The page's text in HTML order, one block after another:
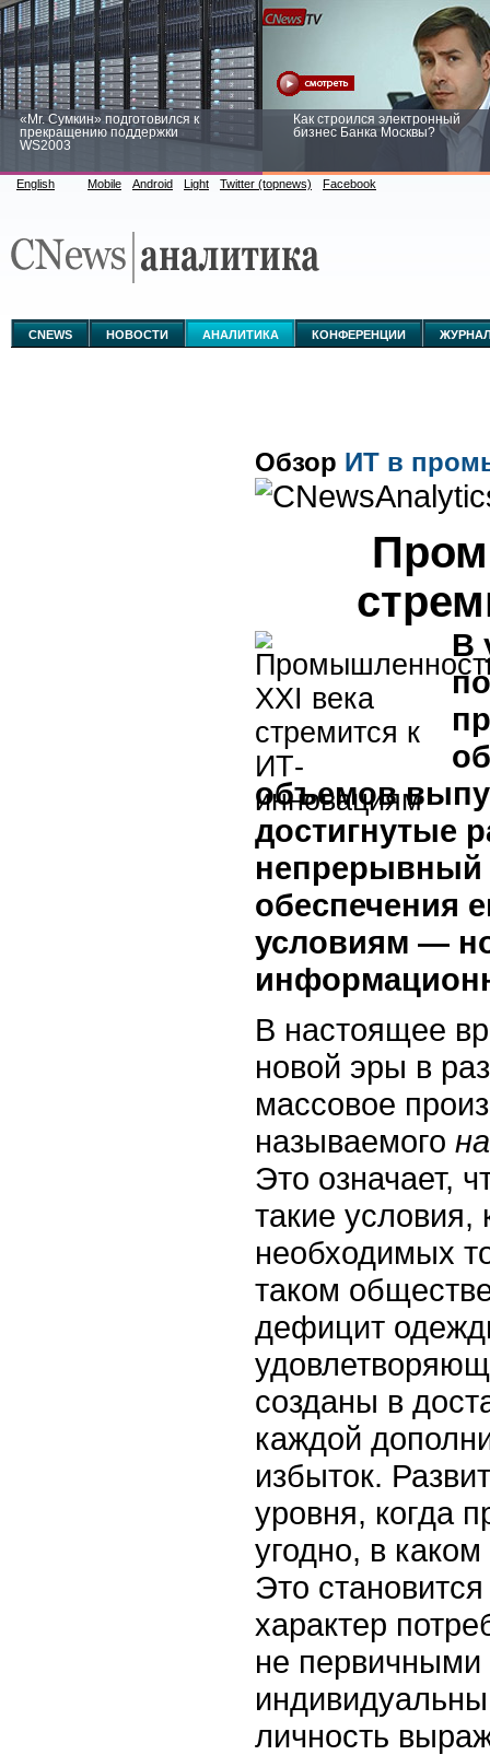
«Mr. Сумкин» подготовился к
прекращению поддержки
WS2003
Как строился электронный
бизнес Банка Москвы?
аналитике
English Mobile Android Light Twitter (topnews) Facebook
CNEWS НОВОСТИ АНАЛИТИКА КОНФЕРЕНЦИИ
Обзор ИТ в
В
объемов
достигнутые
непрерывный
обеспечения
условиям —
В настоящее
новой эры в
массовое
называемого
Это означает,
такие условия,
необходимых
таком
дефицит
созданы в
каждой
избыток.
уровня, когда
угодно, в
Это
характер
не первичными
личность